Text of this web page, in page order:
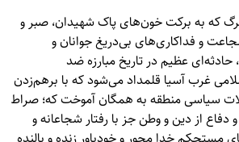
که به برکت خون‌های پاک شهیدان، صبر و
و فداکاری‌های بی‌دریغ جوانان و
حادثه‌ای عظیم در تاریخ مبارزه ضد
غرب آسیا قلمداد می‌شود که با برهم‌زدن
سیاسی منطقه به همگان آموخت که؛ صراط
از دین و وطن جز با رفتار شجاعانه و